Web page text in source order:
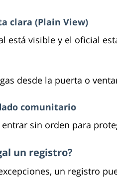
clara (Plain View)
está visible y el oficial
desde la puerta o
comunitario
sin orden para
un registro?
un registro